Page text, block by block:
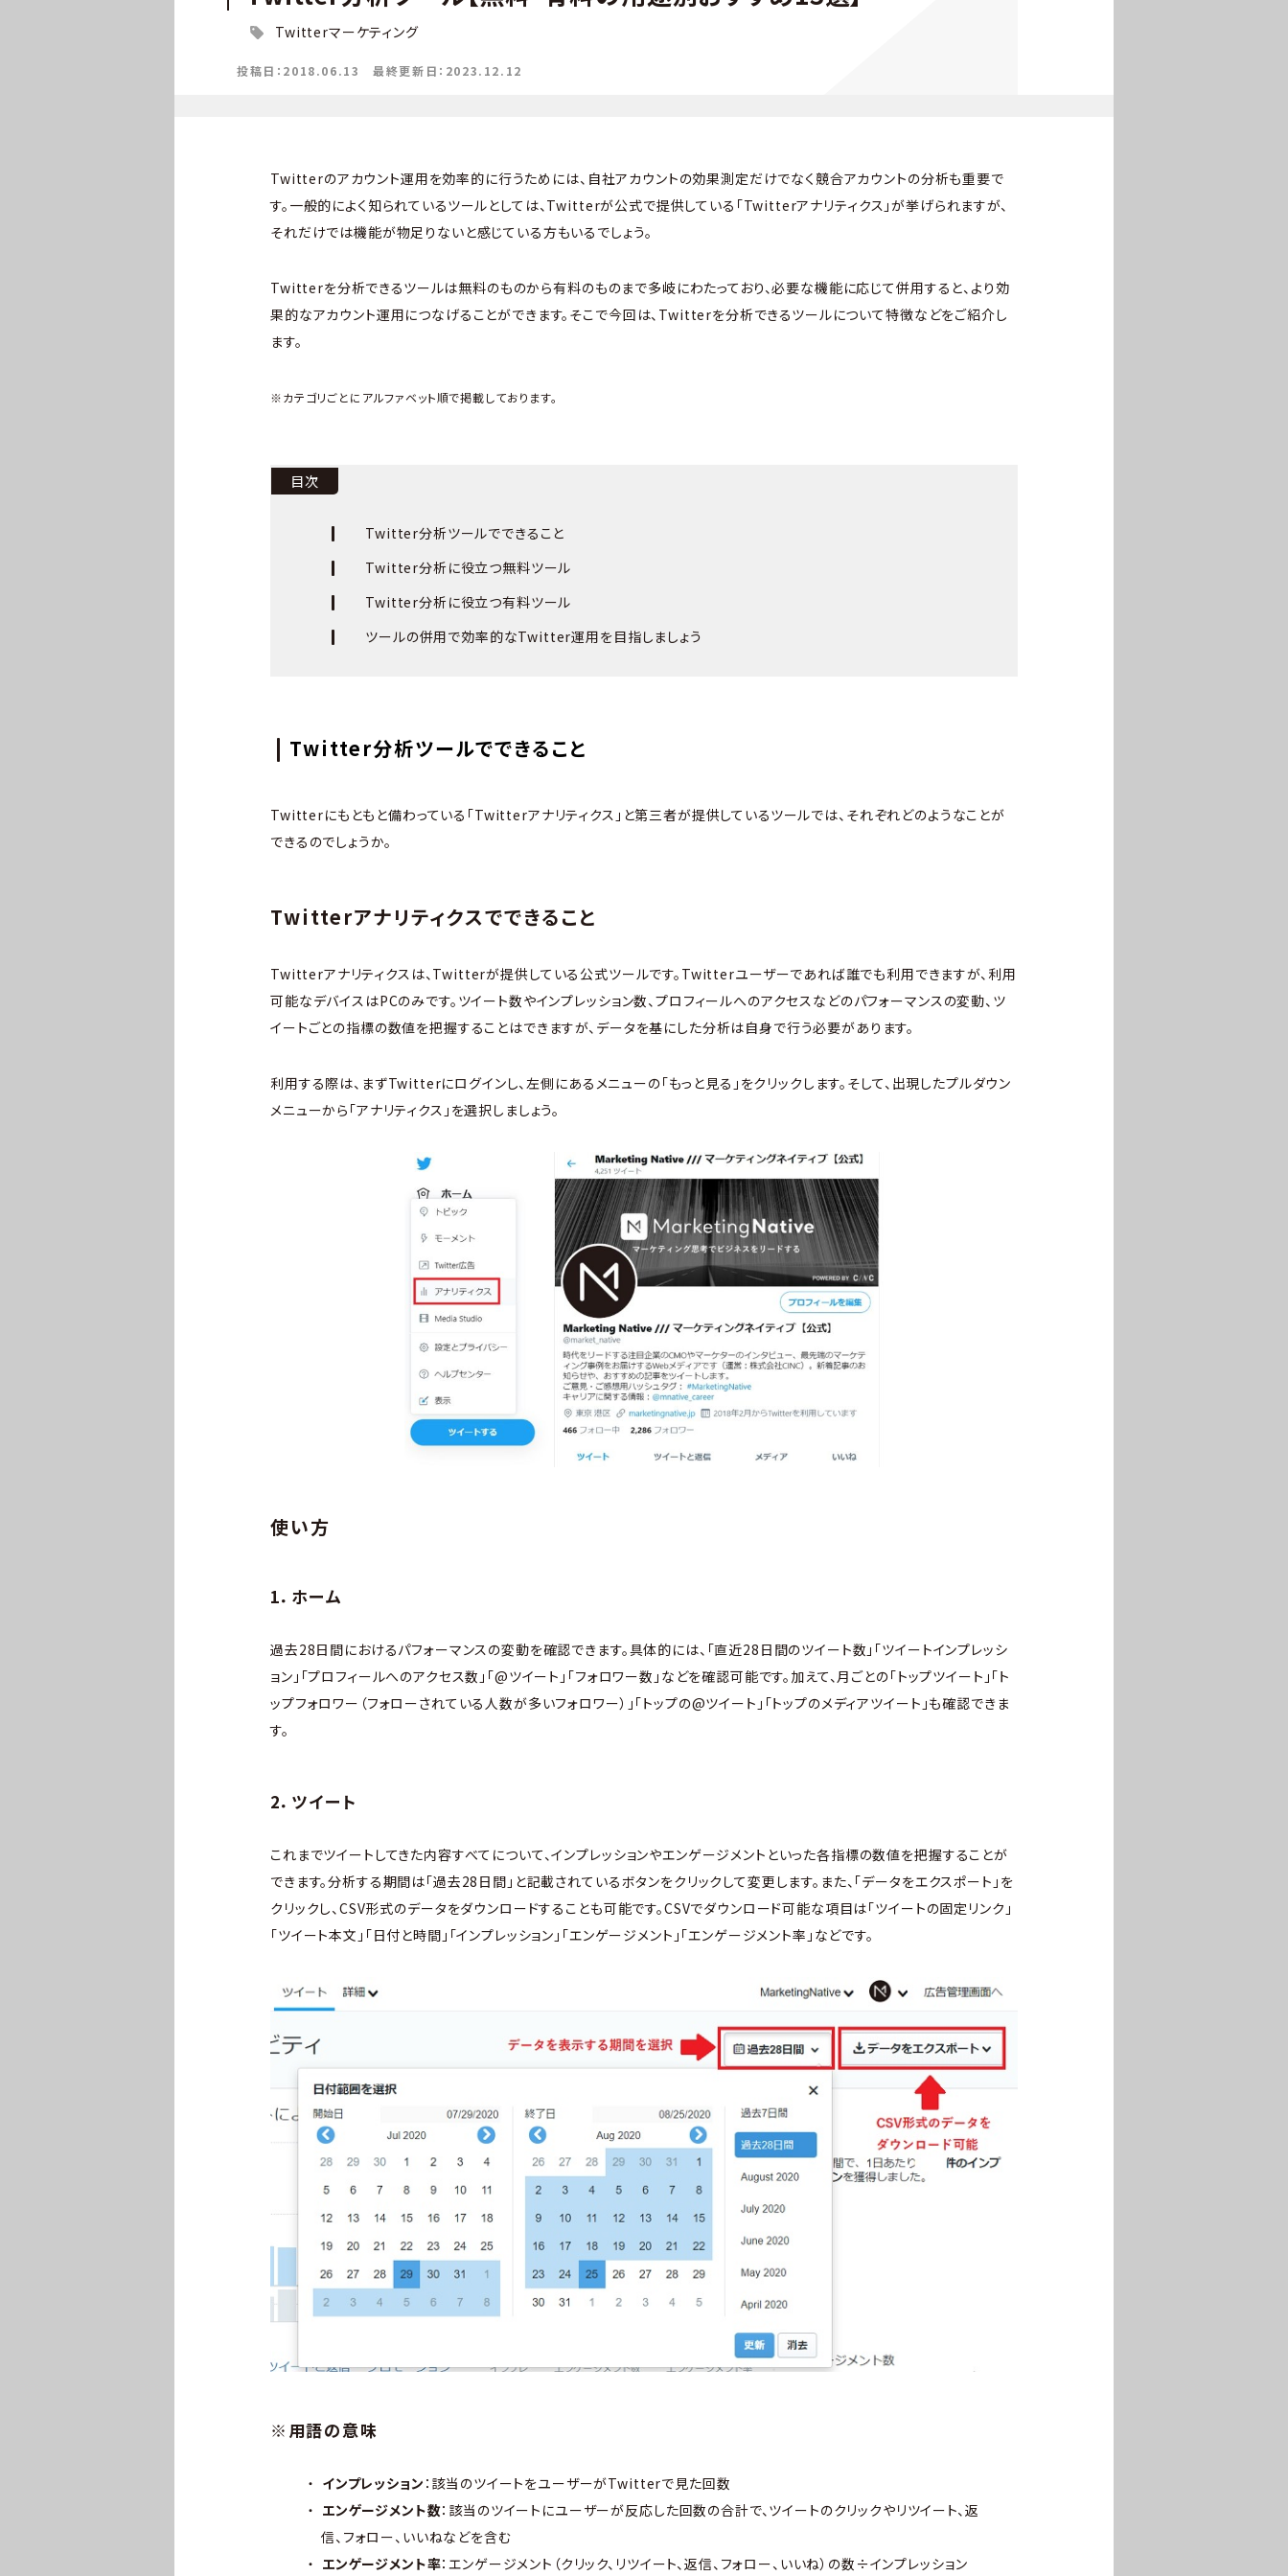
Twitterマーケティング
投稿日：2018.06.13 最終更新日：2023.12.12
Twitterのアカウント運用を効率的に行うためには、自社アカウントの効果測定だけでなく競合アカウントの分析も重要で
す。一般的によく知られているツールとしては、Twitterが公式で提供している「Twitterアナリティクス」が挙げられますが、
それだけでは機能が物足りないと感じている方もいるでしょう。
Twitterを分析できるツールは無料のものから有料のものまで多岐にわたっており、必要な機能に応じて併用すると、より効
果的なアカウント運用につなげることができます。そこで今回は、Twitterを分析できるツールについて特徴などをご紹介し
ます。
※カテゴリごとにアルファベット順で掲載しております。
目次
Twitter分析ツールでできること
Twitter分析に役立つ無料ツール
Twitter分析に役立つ有料ツール
ツールの併用で効率的なTwitter運用を目指しましょう
Twitter分析ツールでできること
Twitterにもともと備わっている「Twitterアナリティクス」と第三者が提供しているツールでは、それぞれどのようなことが
できるのでしょうか。
Twitterアナリティクスでできること
Twitterアナリティクスは、Twitterが提供している公式ツールです。Twitterユーザーであれば誰でも利用できますが、利用
可能なデバイスはPCのみです。ツイート数やインプレッション数、プロフィールへのアクセスなどのパフォーマンスの変動、ツ
イートごとの指標の数値を把握することはできますが、データを基にした分析は自身で行う必要があります。
利用する際は、まずTwitterにログインし、左側にあるメニューの「もっと見る」をクリックします。そして、出現したプルダウン
メニューから「アナリティクス」を選択しましょう。
使い方
1．ホーム
過去28日間におけるパフォーマンスの変動を確認できます。具体的には、「直近28日間のツイート数」「ツイートインプレッシ
ョン」「プロフィールへのアクセス数」「@ツイート」「フォロワー数」などを確認可能です。加えて、月ごとの「トップツイート」「ト
ップフォロワー（フォローされている人数が多いフォロワー）」「トップの@ツイート」「トップのメディアツイート」も確認できま
す。
2．ツイート
これまでツイートしてきた内容すべてについて、インプレッションやエンゲージメントといった各指標の数値を把握することが
できます。分析する期間は「過去28日間」と記載されているボタンをクリックして変更します。また、「データをエクスポート」を
クリックし、CSV形式のデータをダウンロードすることも可能です。CSVでダウンロード可能な項目は「ツイートの固定リンク」
「ツイート本文」「日付と時間」「インプレッション」「エンゲージメント」「エンゲージメント率」などです。
※用語の意味
インプレッション ：該当のツイートをユーザーがTwitterで見た回数
エンゲージメント数：該当のツイートにユーザーが反応した回数の合計で、ツイートのクリックやリツイート、返
信、フォロー、いいねなどを含む
エンゲージメント率：エンゲージメント（クリック、リツイート、返信、フォロー、いいね）の数÷インプレッション